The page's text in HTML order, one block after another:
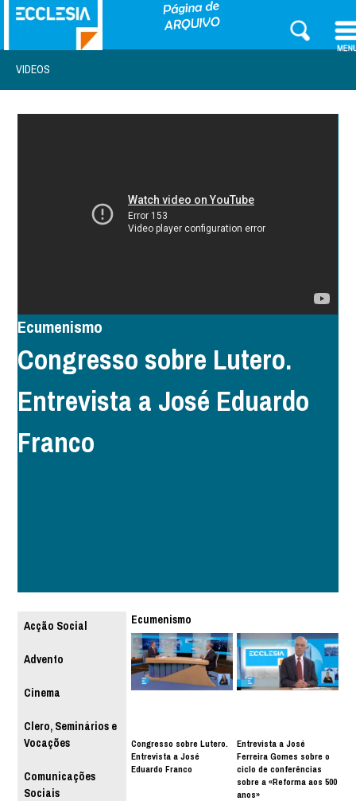
VIDEOS
Ecumenismo
Congresso sobre Lutero.
Entrevista a José Eduardo
Franco
Acção Social
Advento
Cinema
Clero, Seminários e
Vocações
Comunicações
Sociais
Ecumenismo
Congresso sobre Lutero.
Entrevista a José
Eduardo Franco
Entrevista a José
Ferreira Gomes sobre o
ciclo de conferências
sobre a «Reforma aos 500
anos»